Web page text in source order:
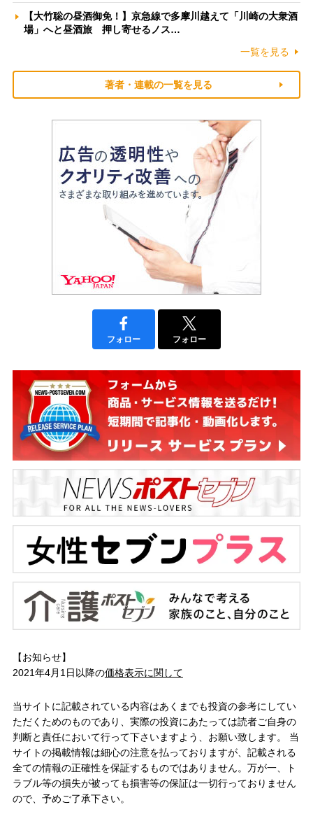
【大竹聡の昼酒御免！】京急線で多摩川越えて「川崎の大衆酒
場」へと昼酒旅 押し寄せるノス…
一覧を見る
著者・連載の一覧を見る
フォロー フォロー
【お知らせ】
2021年4月1日以降の価格表示に関して
当サイトに記載されている内容はあくまでも投資の参考にしてい
ただくためのものであり、実際の投資にあたっては読者ご自身の
判断と責任において行って下さいますよう、お願い致します。 当
サイトの掲載情報は細心の注意を払っておりますが、記載される
全ての情報の正確性を保証するものではありません。万が一、ト
ラブル等の損失が被っても損害等の保証は一切行っておりません
ので、予めご了承下さい。